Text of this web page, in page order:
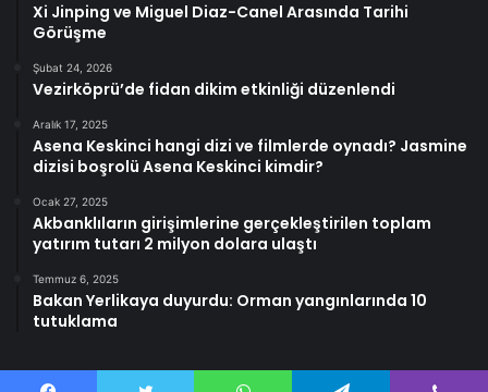
Xi Jinping ve Miguel Diaz-Canel Arasında Tarihi
Görüşme
Şubat 24, 2026
Vezirköprü’de fidan dikim etkinliği düzenlendi
Aralık 17, 2025
Asena Keskinci hangi dizi ve filmlerde oynadı? Jasmine
dizisi boşrolü Asena Keskinci kimdir?
Ocak 27, 2025
Akbanklıların girişimlerine gerçekleştirilen toplam
yatırım tutarı 2 milyon dolara ulaştı
Temmuz 6, 2025
Bakan Yerlikaya duyurdu: Orman yangınlarında 10
tutuklama